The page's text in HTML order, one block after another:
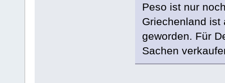
Peso ist nur
Griechenland ist
geworden. Für
Sachen